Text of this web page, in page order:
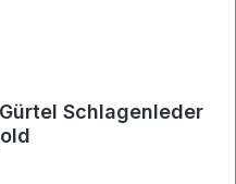
Schlagenleder